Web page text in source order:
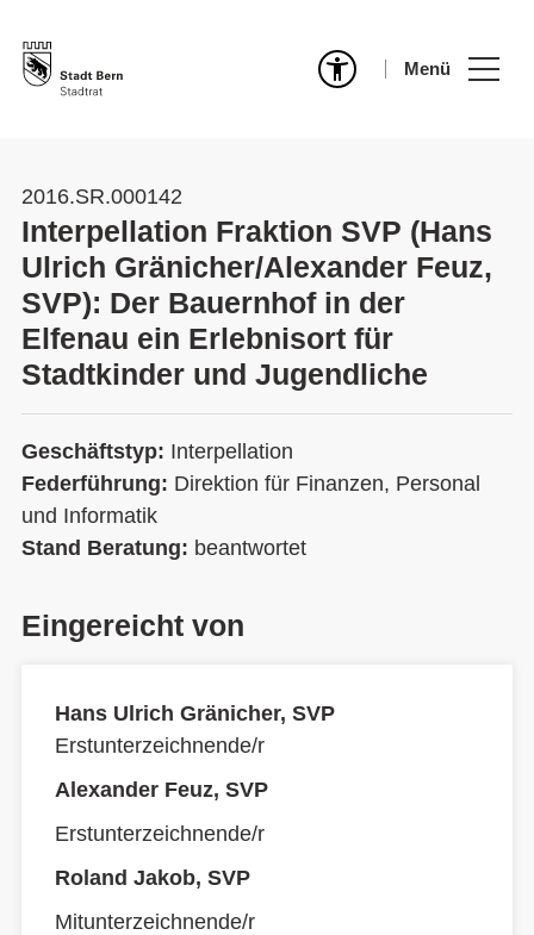
Menü
2016.SR.000142
Interpellation Fraktion SVP (Hans
Ulrich Gränicher/Alexander Feuz,
SVP): Der Bauernhof in der
Elfenau ein Erlebnisort für
Stadtkinder und Jugendliche
Geschäftstyp: Interpellation
Federführung: Direktion für Finanzen, Personal
und Informatik
Stand Beratung: beantwortet
Eingereicht von
Hans Ulrich Gränicher, SVP
Erstunterzeichnende/r
Alexander Feuz, SVP
Erstunterzeichnende/r
Roland Jakob, SVP
Mitunterzeichnende/r